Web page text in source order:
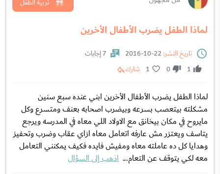
لماذا الطفل يضرب الأطفال الأخرين
تربية الطفل
تاريخ النشر:
7 إجابات
1
0
1 شارك
لماذا الطفل يضرب الأطفال الأخرين ابني عنده سبع سنين
مشكلته بيتعصب بسرعه وبيضرب اصحابه بعنف ومتسرع وكل
مايروح في مكان بيخانق مع الاولاد اللي معاه في المدرسه ويرجع
يتاسف ويعتزر مش عارفه اتعامل معاه ازاي عقاب وضرب وتحفيز
وهدايا كل ده عاملته معاه ومفيش فايده فكيف يمكنني التعامل
معه لكي يتوقف عن التعام... اذهب إلى السؤال